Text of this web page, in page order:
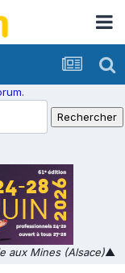
aux Mines (Alsace)▲